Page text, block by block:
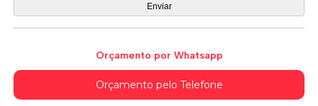
Orçamento por Whatsapp
Orçamento pelo Telefone